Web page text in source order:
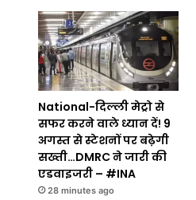
National-दिल्ली मेट्रो से
सफर करने वाले ध्यान दें! 9
अगस्त से स्टेशनों पर बढ़ेगी
सख्ती…DMRC ने जारी की
एडवाइजरी – #INA
28 minutes ago